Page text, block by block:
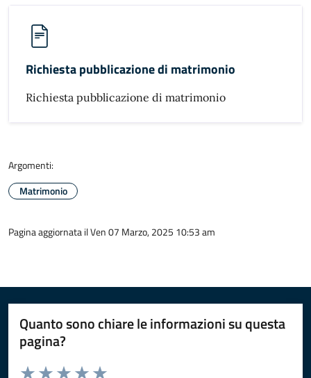
Richiesta pubblicazione di matrimonio
Richiesta pubblicazione di matrimonio
Argomenti:
Matrimonio
Pagina aggiornata il Ven 07 Marzo, 2025 10:53 am
Quanto sono chiare le informazioni su questa
pagina?
Valuta da 1 a 5 stelle la pagina